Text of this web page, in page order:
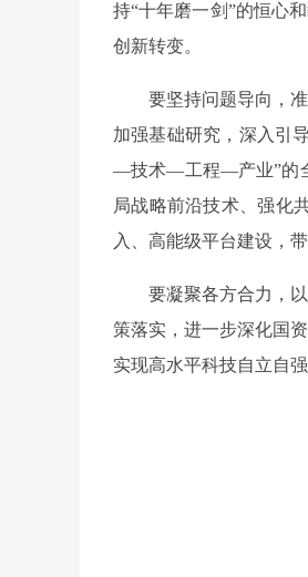
持“十年磨一剑”的恒心
创新转变。
要坚持问题导向，
加强基础研究，深入引
—技术—工程—产业”的全
局战略前沿技术、强化
入、高能级平台建设，
要凝聚各方合力，
策落实，进一步深化国
实现高水平科技自立自